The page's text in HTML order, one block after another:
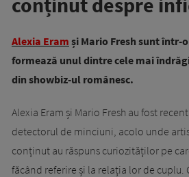
Alexia Eram și Mario Fresh sunt într-
formează unul dintre cele mai
din showbiz-ul românesc.
Alexia Eram și Mario Fresh au fost
detectorul de minciuni, acolo unde
conținut au răspuns curiozităților pe
făcând referire și la relația lor de cuplu.